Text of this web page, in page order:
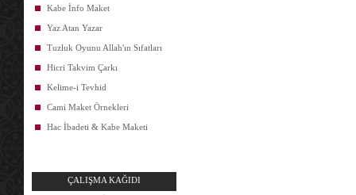
Kabe İnfo Maket
Yaz Atan Yazar
Tuzluk Oyunu Allah'ın Sıfatları
Hicri Takvim Çarkı
Kelime-i Tevhid
Cami Maket Örnekleri
Hac İbadeti & Kabe Maketi
ÇALIŞMA KAĞIDI